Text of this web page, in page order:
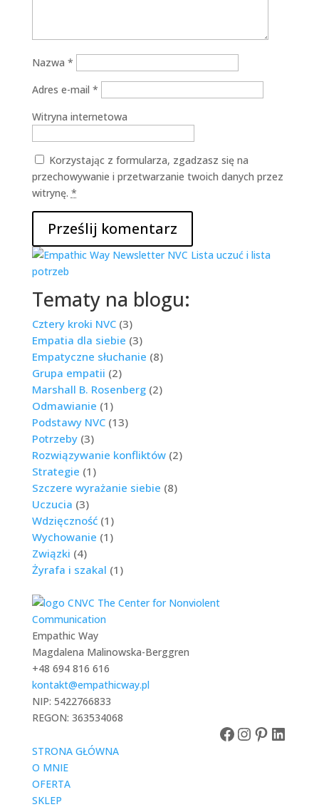
Nazwa *
Adres e-mail *
Witryna internetowa
Korzystając z formularza, zgadzasz się na
przechowywanie i przetwarzanie twoich danych przez
witrynę. *
Tematy na blogu:
Cztery kroki NVC(3)
Empatia dla siebie (3)
Empatyczne słuchanie (8)
Grupa empatii (2)
Marshall B. Rosenberg(2)
Odmawianie (1)
Podstawy NVC(13)
Potrzeby(3)
Rozwiązywanie konfliktów(2)
Strategie (1)
Szczere wyrażanie siebie (8)
Uczucia (3)
Wdzięczność(1)
Wychowanie (1)
Związki (4)
Żyrafa i szakal (1)
Empathic Way
Magdalena Malinowska-Berggren
+48 694 816 616
kontakt@empathicway.pl
NIP: 5422766833
REGON: 363534068
Facebook
Instagram
STRONA GŁÓWNA
O MNIE
OFERTA
SKLEP